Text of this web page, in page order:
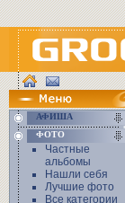
АФИША
ФОТО
Частные
альбомы
Нашли себя
Лучшие фото
Все категории